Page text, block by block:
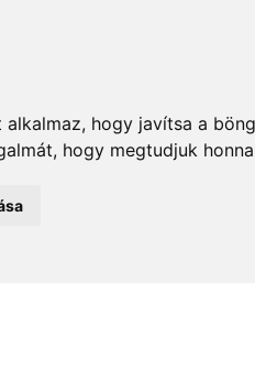
hogy javítsa a
hogy megtudjuk